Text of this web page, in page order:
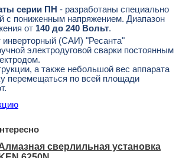
серии ПН - разработаны специально
с пониженным напряжением. Диапазон
от 140 до 240 Вольт.
инверторный (САИ) "Ресанта"
электродуговой сварки постоянным
а также небольшой вес аппарата
перемещаться по всей площади
сверлильная установка